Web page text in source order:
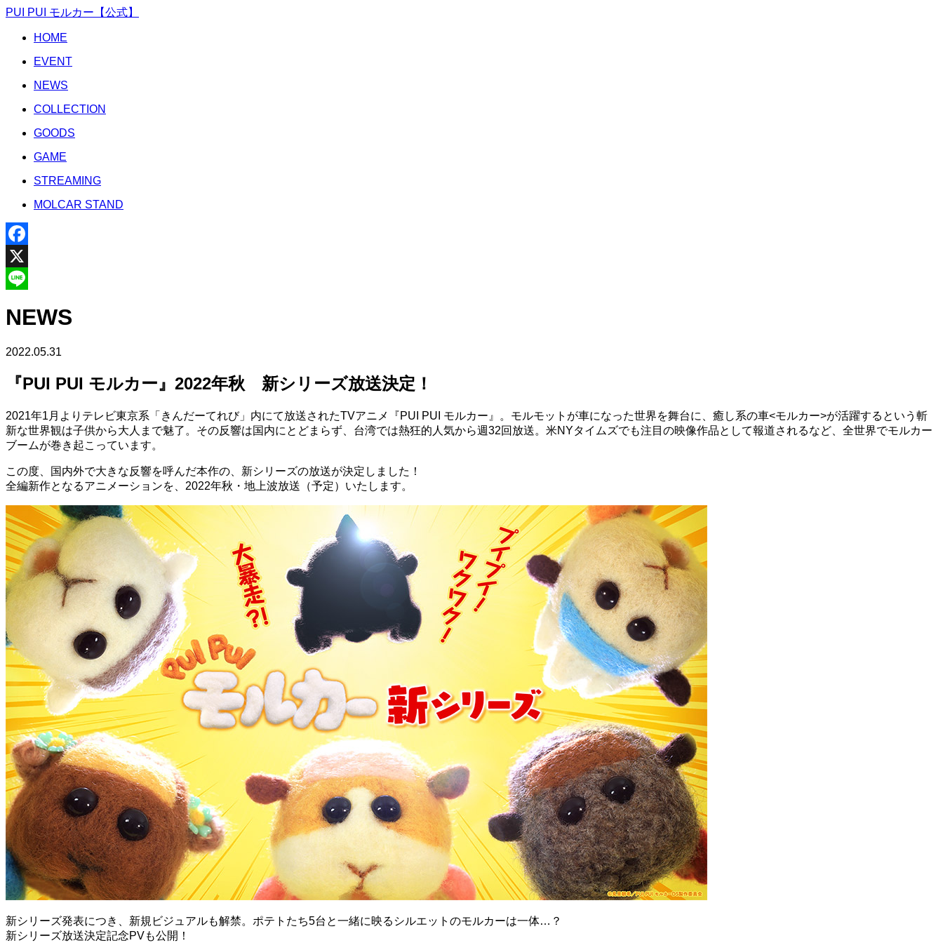
PUI PUI モルカー【公式】
HOME
EVENT
NEWS
COLLECTION
GOODS
GAME
STREAMING
MOLCAR STAND
Facebook
X
NEWS
2022.05.31
『PUI PUI モルカー』2022年秋 新シリーズ放送決定！
2021年1月よりテレビ東京系「きんだーてれび」内にて放送されたTVアニメ『PUI PUI モルカー』。モルモットが車になった世界を舞台に、癒し系の車<モルカー>が活躍するという斬
新な世界観は子供から大人まで魅了。その反響は国内にとどまらず、台湾では熱狂的人気から週32回放送。米NYタイムズでも注目の映像作品として報道されるなど、全世界でモルカー
ブームが巻き起こっています。
この度、国内外で大きな反響を呼んだ本作の、新シリーズの放送が決定しました！
全編新作となるアニメーションを、2022年秋・地上波放送（予定）いたします。
新シリーズ発表につき、新規ビジュアルも解禁。ポテトたち5台と一緒に映るシルエットのモルカーは一体…？
新シリーズ放送決定記念PVも公開！